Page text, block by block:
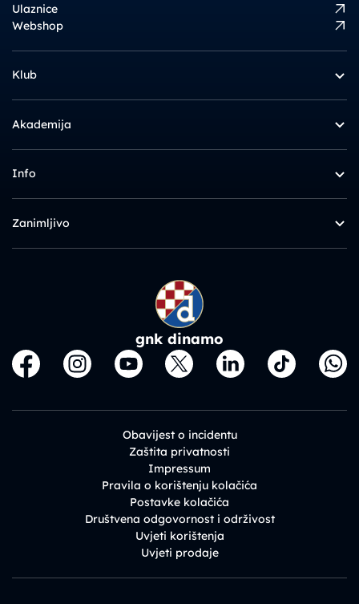
Ulaznice
Webshop
Klub
Akademija
Info
Zanimljivo
gnk dinamo
Obavijest o incidentu
Zaštita privatnosti
Impressum
Pravila o korištenju kolačića
Postavke kolačića
Društvena odgovornost i održivost
Uvjeti korištenja
Uvjeti prodaje